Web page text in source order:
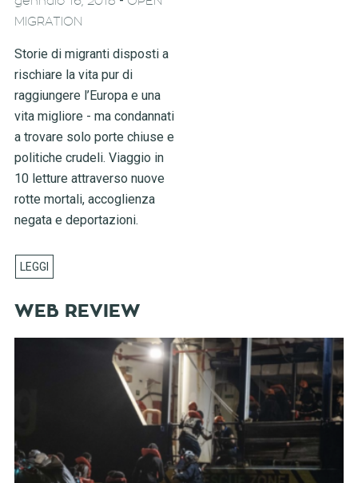
MIGRATION
Storie di migranti disposti a
rischiare la vita pur di
raggiungere l’Europa e una
vita migliore - ma condannati
a trovare solo porte chiuse e
politiche crudeli. Viaggio in
10 letture attraverso nuove
rotte mortali, accoglienza
negata e deportazioni.
WEB REVIEW